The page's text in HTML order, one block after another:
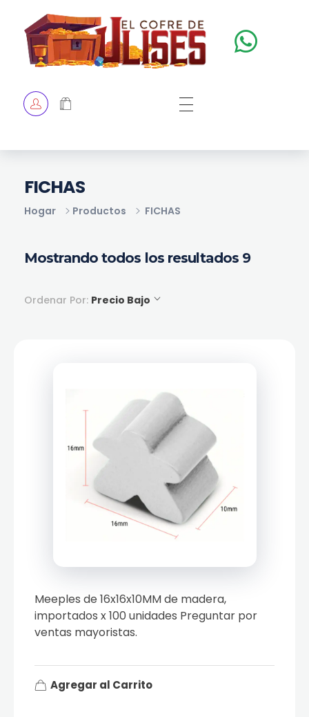
TIENDA
Hogar Productos FICHAS
FICHAS
Mostrando todos los resultados 9
Ordenar Por: Precio Bajo
Meeples de 16x16x10MM de madera,
importados x 100 unidades Preguntar por
ventas mayoristas.
Agregar al Carrito